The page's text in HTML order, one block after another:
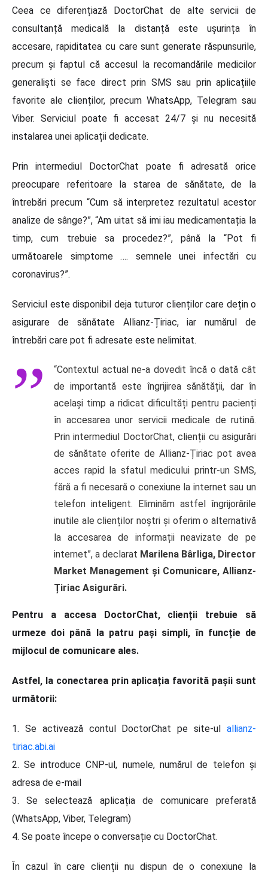
Ceea ce diferențiază DoctorChat de alte servicii de
consultanță medicală la distanță este ușurința în
accesare, rapiditatea cu care sunt generate răspunsurile,
precum și faptul că accesul la recomandările medicilor
generaliști se face direct prin SMS sau prin aplicațiile
favorite ale clienților, precum WhatsApp, Telegram sau
Viber. Serviciul poate fi accesat 24/7 și nu necesită
instalarea unei aplicații dedicate.
Prin intermediul DoctorChat poate fi adresată orice
preocupare referitoare la starea de sănătate, de la
întrebări precum “Cum să interpretez rezultatul acestor
analize de sânge?”, “Am uitat să imi iau medicamentația la
timp, cum trebuie sa procedez?”, până la “Pot fi
următoarele simptome …. semnele unei infectări cu
coronavirus?”.
Serviciul este disponibil deja tuturor clienților care dețin o
asigurare de sănătate Allianz-Țiriac, iar numărul de
întrebări care pot fi adresate este nelimitat.
“Contextul actual ne-a dovedit încă o dată cât
de importantă este îngrijirea sănătății, dar în
același timp a ridicat dificultăți pentru pacienți
în accesarea unor servicii medicale de rutină.
Prin intermediul DoctorChat, clienții cu asigurări
de sănătate oferite de Allianz-Țiriac pot avea
acces rapid la sfatul medicului printr-un SMS,
fără a fi necesară o conexiune la internet sau un
telefon inteligent. Eliminăm astfel îngrijorările
inutile ale clienților noștri și oferim o alternativă
la accesarea de informații neavizate de pe
internet”, a declarat Marilena Bârliga, Director
Market Management și Comunicare, Allianz-
Țiriac Asigurări.
Pentru a accesa DoctorChat, clienții trebuie să
urmeze doi până la patru pași simpli, în funcție de
mijlocul de comunicare ales.
Astfel, la conectarea prin aplicația favorită pașii sunt
următorii:
1. Se activează contul DoctorChat pe site-ul allianz-
tiriac.abi.ai
2. Se introduce CNP-ul, numele, numărul de telefon și
adresa de e-mail
3. Se selectează aplicația de comunicare preferată
(WhatsApp, Viber, Telegram)
4. Se poate începe o conversație cu DoctorChat.
În cazul în care clienții nu dispun de o conexiune la